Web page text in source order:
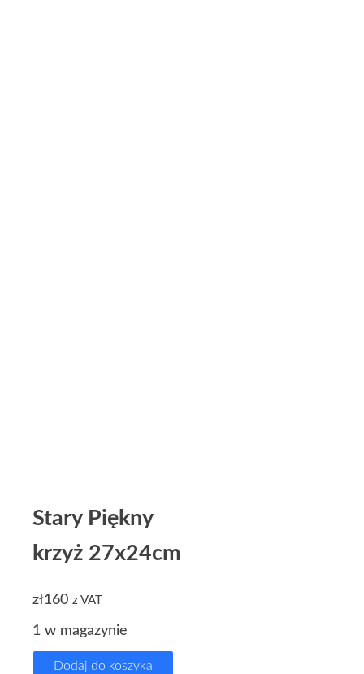
Stary Piękny
krzyż 27x24cm
zł160 z VAT
1 w magazynie
Dodaj do koszyka